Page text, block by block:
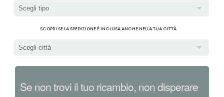
Scegli tipo
SCOPRI SE LA SPEDIZIONE È INCLUSA ANCHE NELLA TUA CITTÀ
Scegli città
Se non trovi il tuo ricambio, non disperare